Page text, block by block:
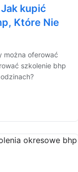
kupić
Które Nie
można oferować
szkolenie bhp